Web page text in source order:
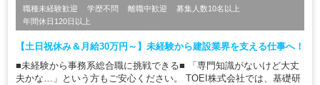
職種未経験歓迎 学歴不問 離職中歓迎
募集人数10名以上
年間休日120日以上
【土日祝休み＆月給30万円～】未経験から建設業界を支える仕事へ！
■未経験から事務系総合職に挑戦できる■ 「専門知識がないけど大丈
夫かな…」という方もご安心ください。 TOEI株式会社では、基礎研